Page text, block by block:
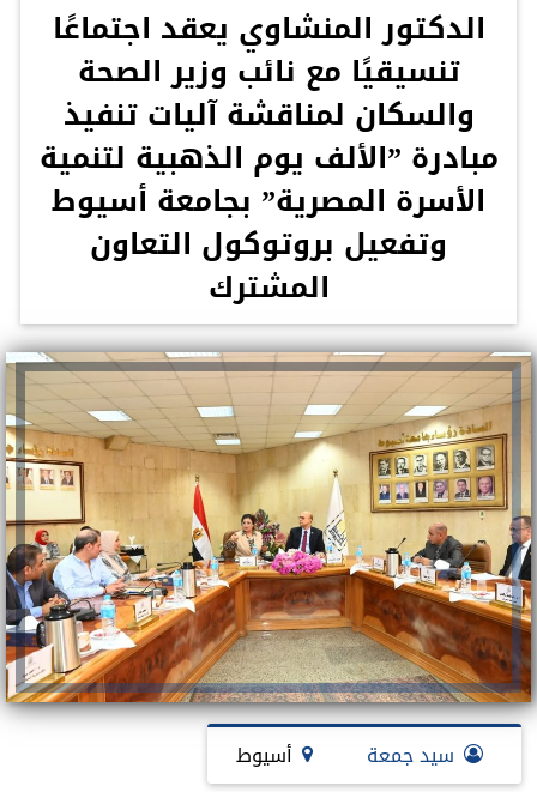
الدكتور المنشاوي يعقد اجتماعًا
تنسيقيًا مع نائب وزير الصحة
والسكان لمناقشة آليات تنفيذ
مبادرة ”الألف يوم الذهبية لتنمية
الأسرة المصرية” بجامعة أسيوط
وتفعيل بروتوكول التعاون
المشترك
سيد جمعة أسيوط